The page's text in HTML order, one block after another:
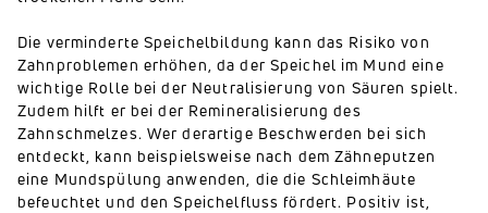
Die verminderte Speichelbildung kann das Risiko von
Zahnproblemen erhöhen, da der Speichel im Mund eine
wichtige Rolle bei der Neutralisierung von Säuren spielt.
Zudem hilft er bei der Remineralisierung des
Zahnschmelzes. Wer derartige Beschwerden bei sich
entdeckt, kann beispielsweise nach dem Zähneputzen
eine Mundspülung anwenden, die die Schleimhäute
befeuchtet und den Speichelfluss fördert. Positiv ist,